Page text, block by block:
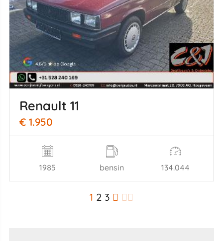
Renault 11
€ 1.950
1985 bensin 134.044
1 2 3